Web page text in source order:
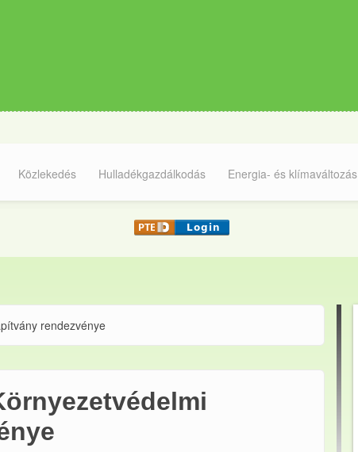
Közlekedés Hulladékgazdálkodás Energia- és klímaváltozás
rendezvénye